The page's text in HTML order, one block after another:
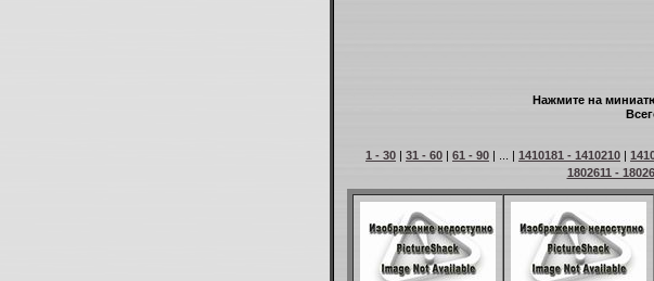
Нажмите на
1 - 30 | 31 - 60 | 61 - 90 | ... | 1410181 - 1410210 |
1802611 -